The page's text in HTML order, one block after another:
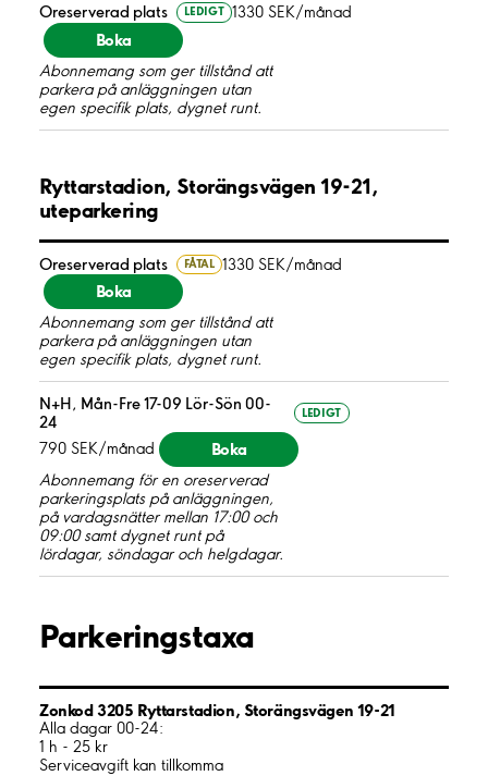
Oreserverad plats LEDIGT 1330 SEK/månad
Boka
Abonnemang som ger tillstånd att
parkera på anläggningen utan
egen specifik plats, dygnet runt.
Ryttarstadion, Storängsvägen 19-21,
uteparkering
Oreserverad plats FÅTAL 1330 SEK/månad
Boka
Abonnemang som ger tillstånd att
parkera på anläggningen utan
egen specifik plats, dygnet runt.
N+H, Mån-Fre 17-09 Lör-Sön 00-
24
LEDIGT
790 SEK/månad Boka
Abonnemang för en oreserverad
parkeringsplats på anläggningen,
på vardagsnätter mellan 17:00 och
09:00 samt dygnet runt på
lördagar, söndagar och helgdagar.
Parkeringstaxa
Zonkod 3205 Ryttarstadion, Storängsvägen 19-21
Alla dagar 00-24:
1 h - 25 kr
Serviceavgift kan tillkomma